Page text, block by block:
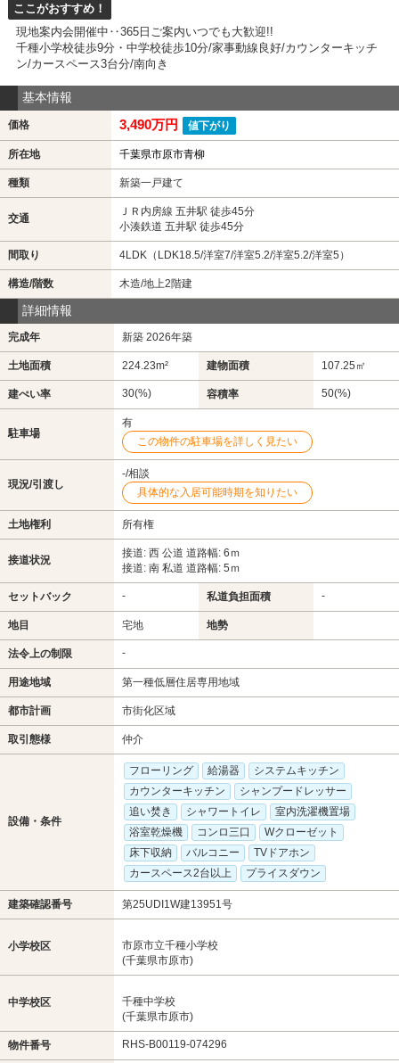
ここがおすすめ！
現地案内会開催中‥365日ご案内いつでも大歓迎!!
千種小学校徒歩9分・中学校徒歩10分/家事動線良好/カウンターキッチ
ン/カースペース3台分/南向き
基本情報
価格 3,490万円 値下がり
所在地 千葉県市原市青柳
種類 新築一戸建て
交通
ＪＲ内房線 五井駅 徒歩45分
小湊鉄道 五井駅 徒歩45分
間取り 4LDK（LDK18.5/洋室7/洋室5.2/洋室5.2/洋室5）
構造/階数 木造/地上2階建
詳細情報
完成年 新築 2026年築
土地面積 224.23m² 建物面積 107.25㎡
建ぺい率 30(%) 容積率 50(%)
駐車場
有
この物件の駐車場を詳しく見たい
現況/引渡し
-/相談
具体的な入居可能時期を知りたい
土地権利 所有権
接道状況
接道: 西 公道 道路幅: 6ｍ
接道: 南 私道 道路幅: 5ｍ
セットバック - 私道負担面積 -
地目 宅地 地勢
法令上の制限 -
用途地域 第一種低層住居専用地域
都市計画 市街化区域
取引態様 仲介
設備・条件
フローリング 給湯器
システムキッチン
カウンターキッチン
シャンプードレッサー
追い焚き
シャワートイレ
室内洗濯機置場
浴室乾燥機
コンロ三口
Wクローゼット
床下収納
バルコニー
TVドアホン
カースペース2台以上
プライスダウン
建築確認番号 第25UDI1W建13951号
小学校区
市原市立千種小学校
(千葉県市原市)
中学校区
千種中学校
(千葉県市原市)
物件番号 RHS-B00119-074296